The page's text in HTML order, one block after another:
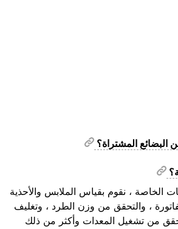
المشتراة؟
الخاصة ، نقوم بقياس الملابس والأحذية
، والتحقق من وزن الطرد ، وتغليف
من تشغيل المعدات وأكثر من ذلك